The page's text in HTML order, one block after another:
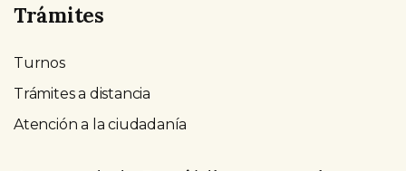
Trámites
Turnos
Trámites a distancia
Atención a la ciudadanía